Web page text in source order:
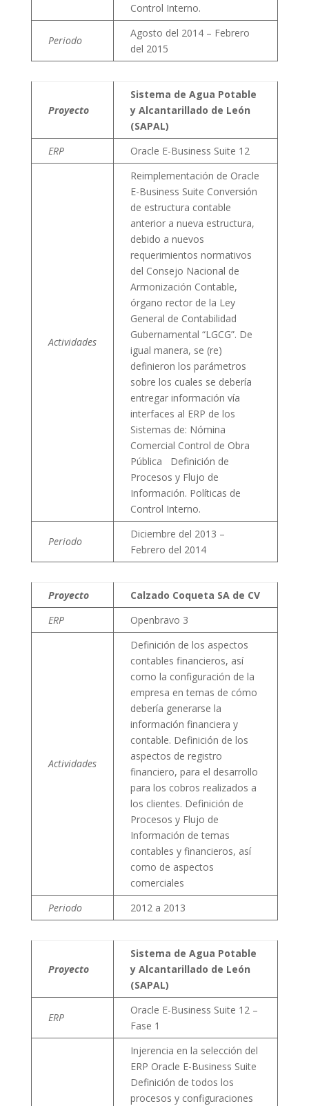
Control Interno.
Periodo
Agosto del 2014 – Febrero
del 2015
Proyecto
Sistema de Agua Potable
y Alcantarillado de León
(SAPAL)
ERP
Oracle E-Business Suite 12
Actividades
Reimplementación de Oracle
E-Business Suite Conversión
de estructura contable
anterior a nueva estructura,
debido a nuevos
requerimientos normativos
del Consejo Nacional de
Armonización Contable,
órgano rector de la Ley
General de Contabilidad
Gubernamental “LGCG”. De
igual manera, se (re)
definieron los parámetros
sobre los cuales se debería
entregar información vía
interfaces al ERP de los
Sistemas de: Nómina
Comercial Control de Obra
Pública Definición de
Procesos y Flujo de
Información. Políticas de
Control Interno.
Periodo
Diciembre del 2013 –
Febrero del 2014
Proyecto
Calzado Coqueta SA de CV
ERP
Openbravo 3
Actividades
Definición de los aspectos
contables financieros, así
como la configuración de la
empresa en temas de cómo
debería generarse la
información financiera y
contable. Definición de los
aspectos de registro
financiero, para el desarrollo
para los cobros realizados a
los clientes. Definición de
Procesos y Flujo de
Información de temas
contables y financieros, así
como de aspectos
comerciales
Periodo
2012 a 2013
Proyecto
Sistema de Agua Potable
y Alcantarillado de León
(SAPAL)
ERP
Oracle E-Business Suite 12 –
Fase 1
Injerencia en la selección del
ERP Oracle E-Business Suite
Definición de todos los
procesos y configuraciones